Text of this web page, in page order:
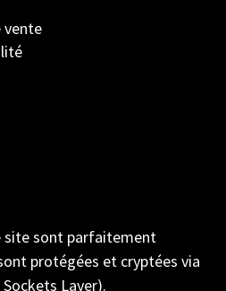
vente
site sont parfaitement
protégées et cryptées via
Layer).